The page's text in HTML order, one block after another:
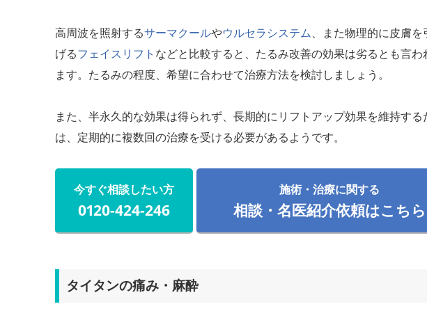
高周波を照射するサーマクールやウルセラシステム、また物理的に皮膚を
げるフェイスリフト などと比較すると、たるみ改善の効果は劣るとも言わ
ます。たるみの程度、希望に合わせて治療方法を検討しましょう。
また、半永久的な効果は得られず、長期的にリフトアップ効果を維持する
は、定期的に複数回の治療を受ける必要があるようです。
今すぐ相談したい方
0120-424-246
施術・治療に関する
相談・名医紹介依頼はこちら
タイタンの痛み・麻酔